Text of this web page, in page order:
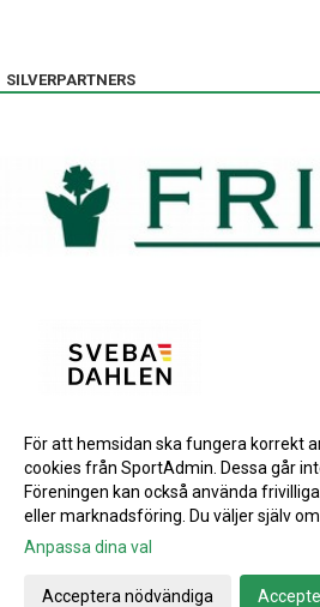
SILVERPARTNERS
BRONSPARTNERS
INSTAGRAM
Gå till Webbversion
För att hemsidan ska fungera korrekt
cookies från SportAdmin. Dessa går
Föreningen kan också använda
eller marknadsföring. Du väljer själv
Anpassa dina val
Acceptera nödvändiga